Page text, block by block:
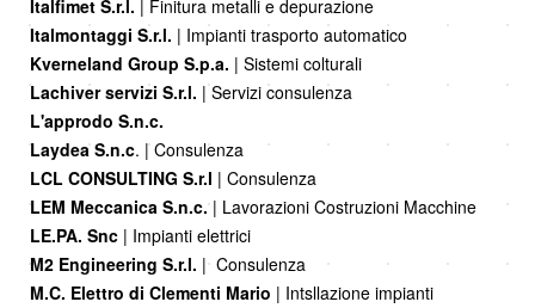
Italfimet S.r.l. | Finitura metalli e depurazione
Italmontaggi S.r.l. | Impianti trasporto automatico
Kverneland Group S.p.a. | Sistemi colturali
Lachiver servizi S.r.l. | Servizi consulenza
L'approdo S.n.c.
Laydea S.n.c. | Consulenza
LCL CONSULTING S.r.l | Consulenza
LEM Meccanica S.n.c. | Lavorazioni Costruzioni Macchine
LE.PA. Snc | Impianti elettrici
M2 Engineering S.r.l. | Consulenza
M.C. Elettro di Clementi Mario | Intsllazione impianti